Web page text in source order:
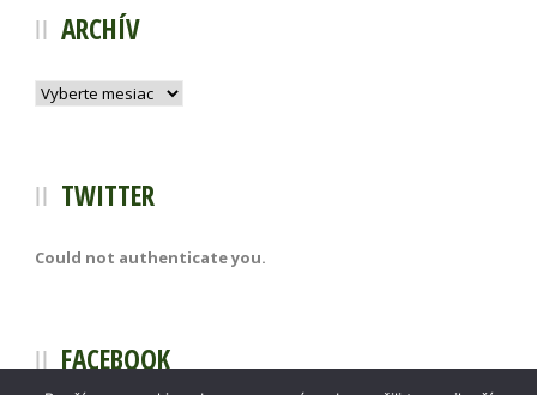
ARCHÍV
Archív
TWITTER
Could not authenticate you.
FACEBOOK